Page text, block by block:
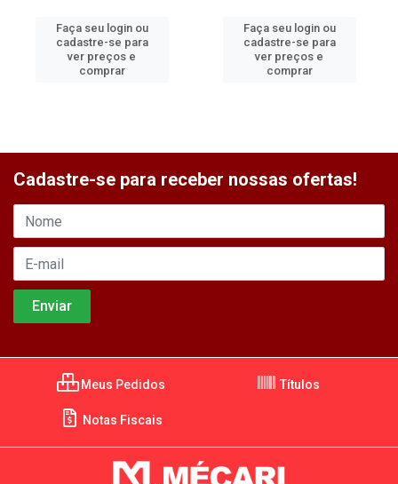
Faça seu login ou
cadastre-se para
ver preços e
comprar
Faça seu login ou
cadastre-se para
ver preços e
comprar
Cadastre-se para receber nossas ofertas!
Meus Pedidos Títulos
Notas Fiscais